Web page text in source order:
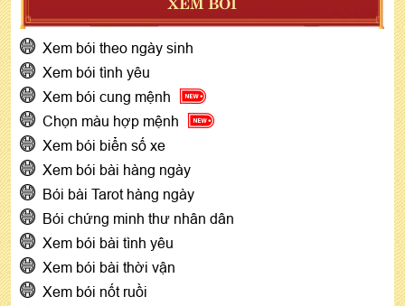
Xem bói theo ngày sinh
Xem bói tình yêu
Xem bói cung mệnh
Chọn màu hợp mệnh
Xem bói biển số xe
Xem bói bài hàng ngày
Bói bài Tarot hàng ngày
Bói chứng minh thư nhân dân
Xem bói bài tình yêu
Xem bói bài thời vận
Xem bói nốt ruồi